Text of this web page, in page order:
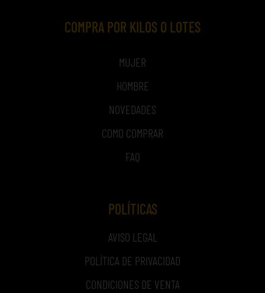
COMPRA POR KILOS O LOTES
MUJER
HOMBRE
NOVEDADES
COMO COMPRAR
FAQ
POLÍTICAS
AVISO LEGAL
POLÍTICA DE PRIVACIDAD
CONDICIONES DE VENTA